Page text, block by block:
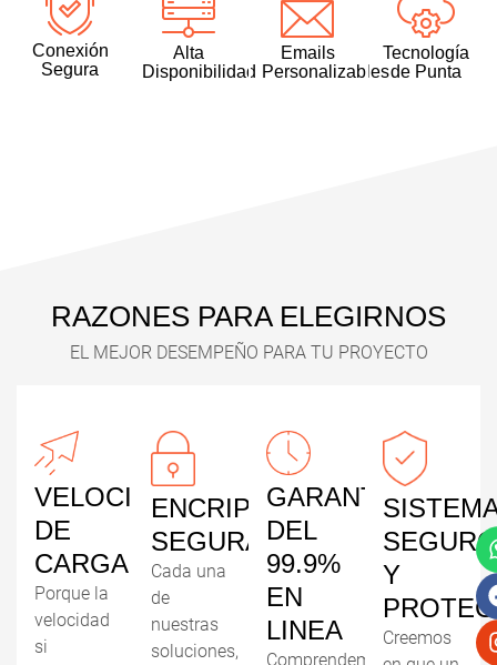
Conexión
Segura
Alta
Disponibilidad
Emails
Personalizables
Tecnología
de Punta
RAZONES PARA ELEGIRNOS
EL MEJOR DESEMPEÑO PARA TU PROYECTO
VELOCIDAD
DE
CARGA
Porque la
velocidad
si
ENCRIPTACIÓN
SEGURA
Cada una
de
nuestras
soluciones,
GARANTÍA
DEL
99.9%
EN
LINEA
Comprendemos
Y
Creemos